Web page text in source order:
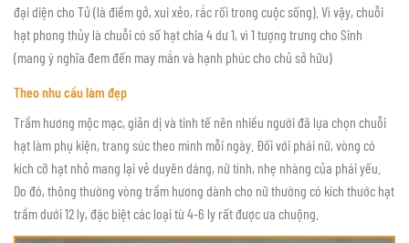
đại diện cho Tử (là điềm gở, xui xẻo, rắc rối trong cuộc sống). Vì vậy, chuỗi
hạt phong thủy là chuỗi có số hạt chia 4 dư 1, vì 1 tượng trưng cho Sinh
(mang ý nghĩa đem đến may mắn và hạnh phúc cho chủ sở hữu)
Theo nhu cầu làm đẹp
Trầm hương mộc mạc, giản dị và tinh tế nên nhiều người đã lựa chọn chuỗi
hạt làm phụ kiện, trang sức theo mình mỗi ngày. Đối với phái nữ, vòng có
kích cỡ hạt nhỏ mang lại vẻ duyên dáng, nữ tính, nhẹ nhàng của phái yếu.
Do đó, thông thường vòng trầm hương dành cho nữ thường có kích thước hạt
trầm dưới 12 ly, đặc biệt các loại từ 4-6 ly rất được ưa chuộng.